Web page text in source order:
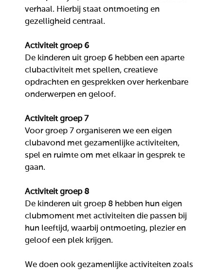
verhaal. Hierbij staat ontmoeting en
gezelligheid centraal.
Activiteit groep 6
De kinderen uit groep 6 hebben een aparte
clubactiviteit met spellen, creatieve
opdrachten en gesprekken over herkenbare
onderwerpen en geloof.
Activiteit groep 7
Voor groep 7 organiseren we een eigen
clubavond met gezamenlijke activiteiten,
spel en ruimte om met elkaar in gesprek te
gaan.
Activiteit groep 8
De kinderen uit groep 8 hebben hun eigen
clubmoment met activiteiten die passen bij
hun leeftijd, waarbij ontmoeting, plezier en
geloof een plek krijgen.
We doen ook gezamenlijke activiteiten zoals